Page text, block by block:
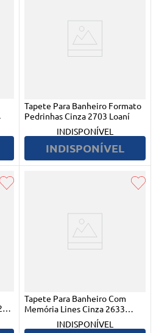
Tapete Para Banheiro Formato
Pedrinhas Cinza 2703 Loaní
INDISPONÍVEL
INDISPONÍVEL
Tapete Para Banheiro Com
Memória Lines Cinza 2633
INDISPONÍVEL